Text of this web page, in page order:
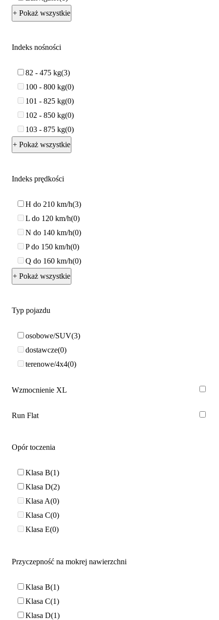
+ Pokaż wszystkie
Indeks nośności
82 - 475 kg 3
100 - 800 kg 0
101 - 825 kg 0
102 - 850 kg 0
103 - 875 kg 0
+ Pokaż wszystkie
Indeks prędkości
H do 210 km/h 3
L do 120 km/h 0
N do 140 km/h 0
P do 150 km/h 0
Q do 160 km/h 0
+ Pokaż wszystkie
Typ pojazdu
osobowe/SUV 3
dostawcze 0
terenowe/4x4 0
Wzmocnienie XL
Run Flat
Opór toczenia
Klasa B 1
Klasa D 2
Klasa A 0
Klasa C 0
Klasa E 0
Przyczepność na mokrej nawierzchni
Klasa B 1
Klasa C 1
Klasa D 1